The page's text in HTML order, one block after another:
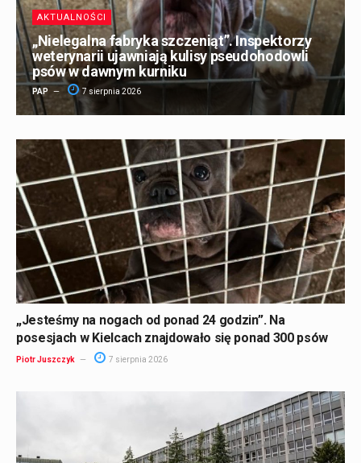
AKTUALNOŚCI
„Nielegalna fabryka szczeniąt”. Inspektorzy
weterynarii ujawniają kulisy pseudohodowli
psów w dawnym kurniku
PAP 7 sierpnia 2026
„Jesteśmy na nogach od ponad 24 godzin”. Na
posesjach w Kielcach znajdowało się ponad 300 psów
Piotr Juszczyk 7 sierpnia 2026